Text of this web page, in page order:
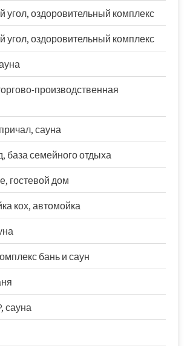
угол, оздоровительный комплекс
угол, оздоровительный комплекс
производственная
сауна
база семейного отдыха
гостевой дом
кох, автомойка
бань и саун
сауна